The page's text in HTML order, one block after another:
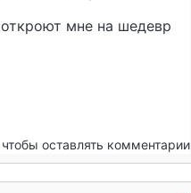
мне на шедевр
чтобы оставлять комментарии